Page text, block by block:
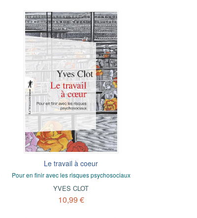
Le travail à coeur
Pour en finir avec les risques psychosociaux
YVES CLOT
10,99 €